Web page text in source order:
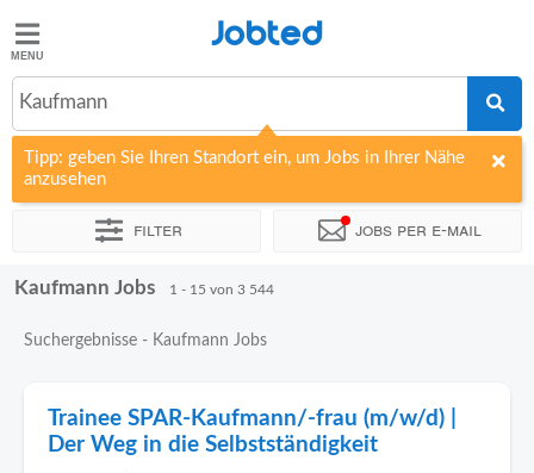
Jobted
Jobs
Gehalt
Jobted
Kaufmann
Tipp: geben Sie Ihren Standort ein, um Jobs in Ihrer Nähe
anzusehen
Filter Jobs per e-mail
Sortieren nach Unternehmen
Kaufmann Jobs 1 - 15 von 3 544
Suchergebnisse - Kaufmann Jobs
Trainee SPAR-Kaufmann/-frau (m/w/d) |
Der Weg in die Selbstständigkeit